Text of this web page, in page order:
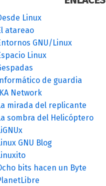
Linux
atareao
GNU/Linux
Linux
Informático de guardia
Network
mirada del replicante
sombra del Helicóptero
GNU Blog
bits hacen un Byte